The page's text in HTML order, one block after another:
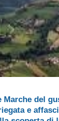
Marche del
e